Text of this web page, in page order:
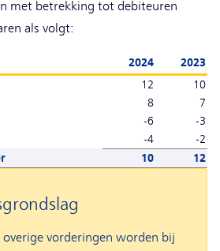
met betrekking tot debiteuren
als volgt:
2024
2023
12
10
8
7
-6
-3
-4
-2
10 12
overige vorderingen worden bij